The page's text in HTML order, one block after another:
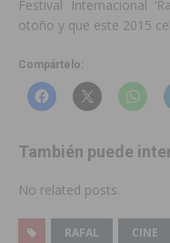
Festival Internacional
otoño y que este 2015
Compártelo:
También puede
No related posts.
RAFAL CINE